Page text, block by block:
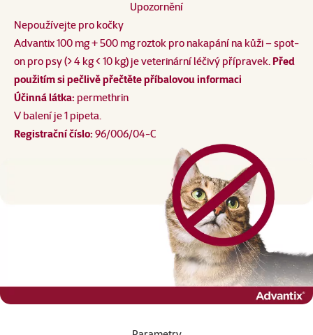
Upozornění
Nepoužívejte pro kočky
Advantix 100 mg + 500 mg roztok pro nakapání na kůži – spot-
on pro psy (> 4 kg < 10 kg) je veterinární léčivý přípravek. Před
použitím si pečlivě přečtěte příbalovou informaci
Účinná látka: permethrin
V balení je 1 pipeta.
Registrační číslo: 96/006/04-C